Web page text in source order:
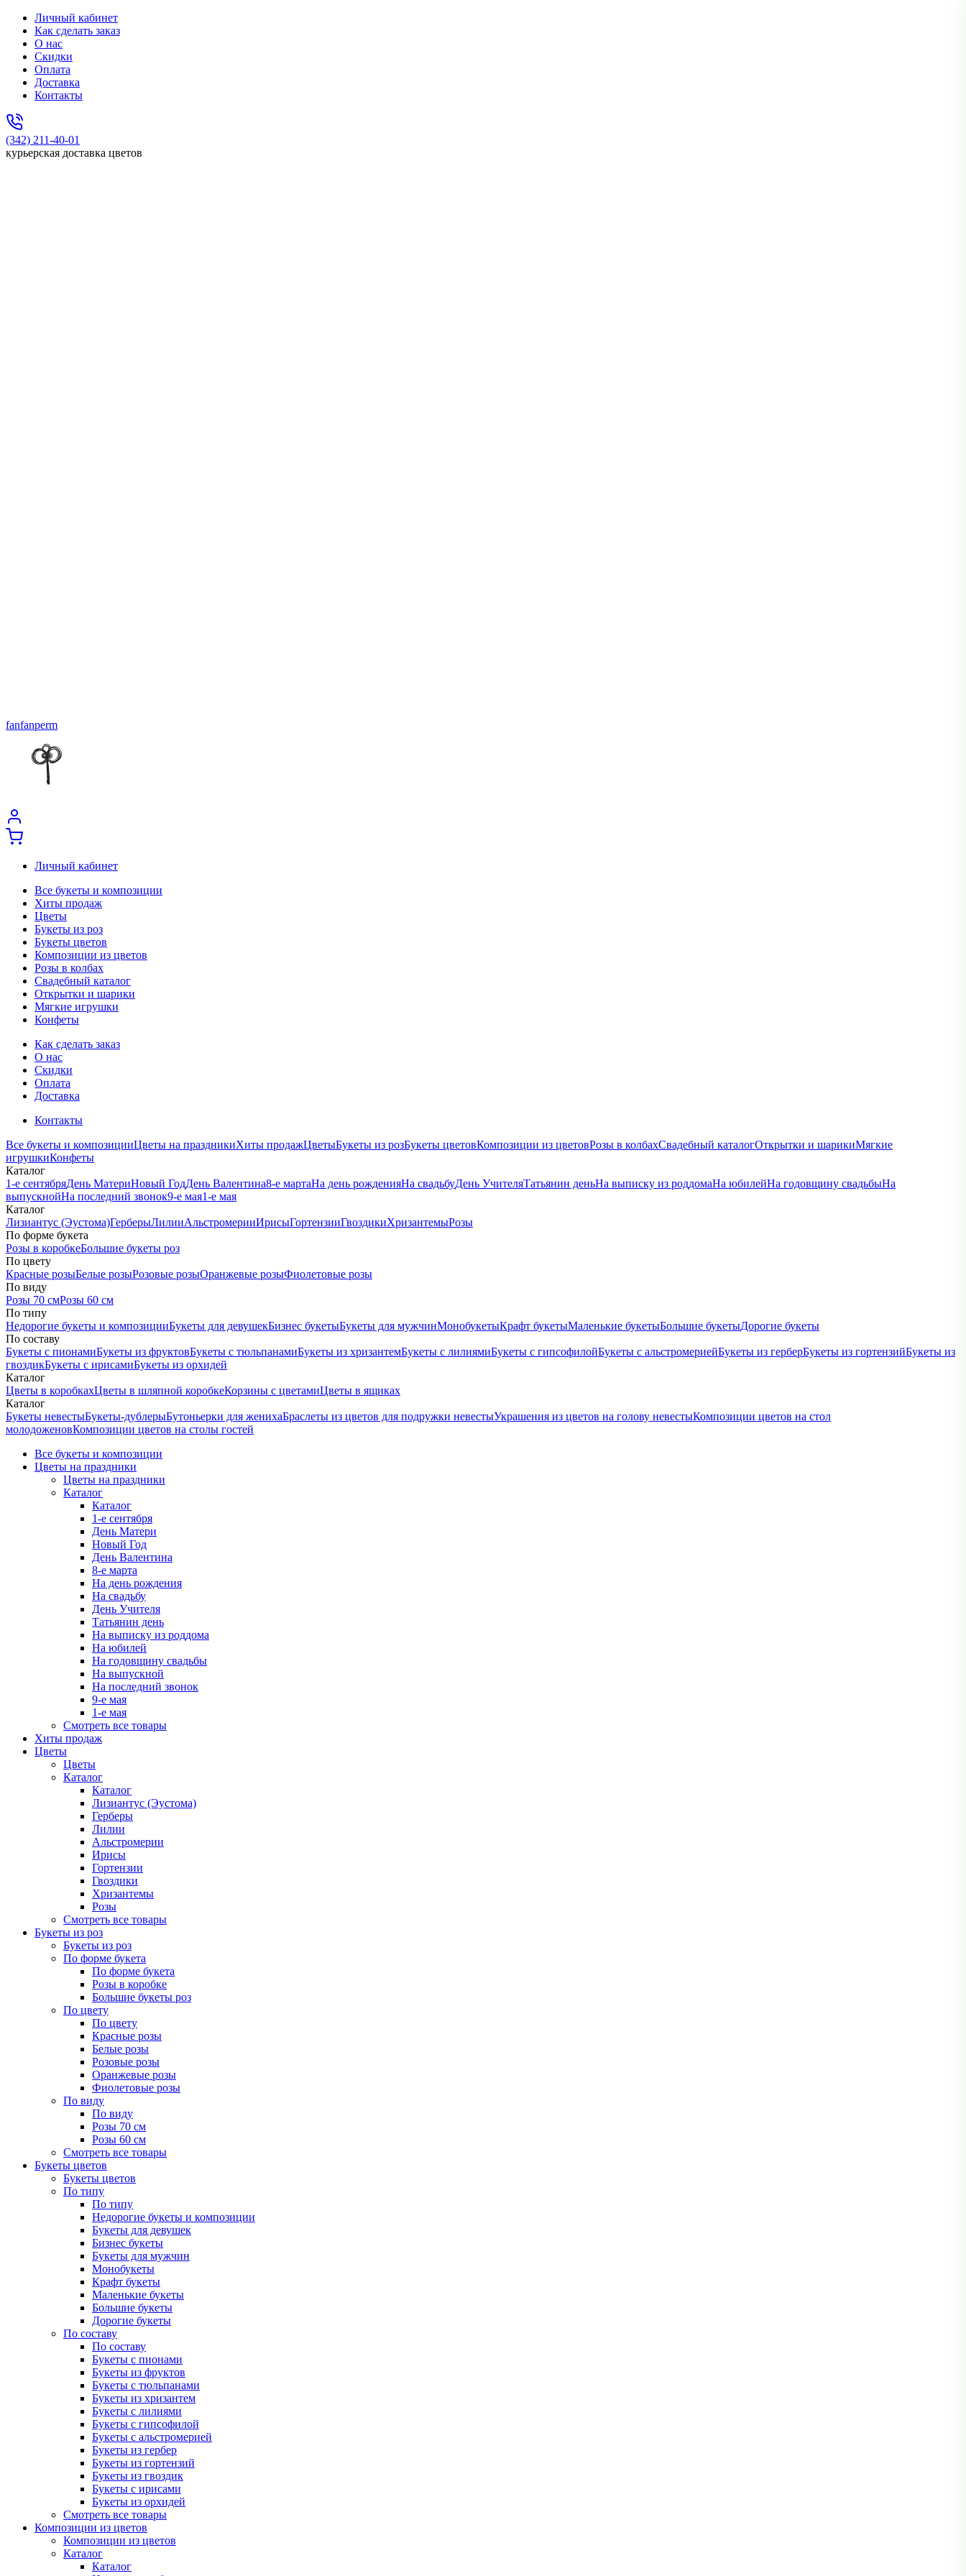
Личный кабинет
Как сделать заказ
О нас
Скидки
Оплата
Доставка
Контакты
(342) 211-40-01
курьерская доставка цветов
fanfanperm
Личный кабинет
Все букеты и композиции
Хиты продаж
Цветы
Букеты из роз
Букеты цветов
Композиции из цветов
Розы в колбах
Свадебный каталог
Открытки и шарики
Мягкие игрушки
Конфеты
Как сделать заказ
О нас
Скидки
Оплата
Доставка
Контакты
Все букеты и композицииЦветы на праздникиХиты продажЦветыБукеты из розБукеты цветовКомпозиции из цветовРозы в колбахСвадебный каталогОткрытки и шарикиМягкие
игрушкиКонфеты
Каталог
1-е сентябряДень МатериНовый ГодДень Валентина8-е мартаНа день рожденияНа свадьбуДень УчителяТатьянин деньНа выписку из роддомаНа юбилейНа годовщину свадьбыНа
выпускнойНа последний звонок9-е мая1-е мая
Каталог
Лизиантус (Эустома)ГерберыЛилииАльстромерииИрисыГортензииГвоздикиХризантемыРозы
По форме букета
Розы в коробкеБольшие букеты роз
По цвету
Красные розыБелые розыРозовые розыОранжевые розыФиолетовые розы
По виду
Розы 70 смРозы 60 см
По типу
Недорогие букеты и композицииБукеты для девушекБизнес букетыБукеты для мужчинМонобукетыКрафт букетыМаленькие букетыБольшие букетыДорогие букеты
По составу
Букеты с пионамиБукеты из фруктовБукеты с тюльпанамиБукеты из хризантемБукеты с лилиямиБукеты с гипсофилойБукеты с альстромериейБукеты из герберБукеты из гортензийБукеты из
гвоздикБукеты с ирисамиБукеты из орхидей
Каталог
Цветы в коробкахЦветы в шляпной коробкеКорзины с цветамиЦветы в ящиках
Каталог
Букеты невестыБукеты-дублерыБутоньерки для женихаБраслеты из цветов для подружки невестыУкрашения из цветов на голову невестыКомпозиции цветов на стол
молодоженовКомпозиции цветов на столы гостей
Все букеты и композиции
Цветы на праздники
Цветы на праздники
Каталог
Каталог
1-е сентября
День Матери
Новый Год
День Валентина
8-е марта
На день рождения
На свадьбу
День Учителя
Татьянин день
На выписку из роддома
На юбилей
На годовщину свадьбы
На выпускной
На последний звонок
9-е мая
1-е мая
Смотреть все товары
Хиты продаж
Цветы
Цветы
Каталог
Каталог
Лизиантус (Эустома)
Герберы
Лилии
Альстромерии
Ирисы
Гортензии
Гвоздики
Хризантемы
Розы
Смотреть все товары
Букеты из роз
Букеты из роз
По форме букета
По форме букета
Розы в коробке
Большие букеты роз
По цвету
По цвету
Красные розы
Белые розы
Розовые розы
Оранжевые розы
Фиолетовые розы
По виду
По виду
Розы 70 см
Розы 60 см
Смотреть все товары
Букеты цветов
Букеты цветов
По типу
По типу
Недорогие букеты и композиции
Букеты для девушек
Бизнес букеты
Букеты для мужчин
Монобукеты
Крафт букеты
Маленькие букеты
Большие букеты
Дорогие букеты
По составу
По составу
Букеты с пионами
Букеты из фруктов
Букеты с тюльпанами
Букеты из хризантем
Букеты с лилиями
Букеты с гипсофилой
Букеты с альстромерией
Букеты из гербер
Букеты из гортензий
Букеты из гвоздик
Букеты с ирисами
Букеты из орхидей
Смотреть все товары
Композиции из цветов
Композиции из цветов
Каталог
Каталог